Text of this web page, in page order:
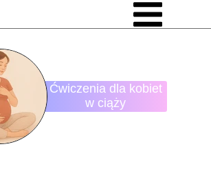
Ćwiczenia dla kobiet
w ciąży